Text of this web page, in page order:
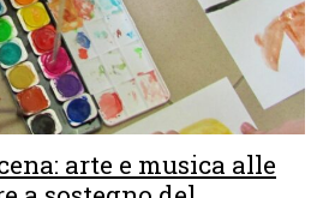
arte e musica alle